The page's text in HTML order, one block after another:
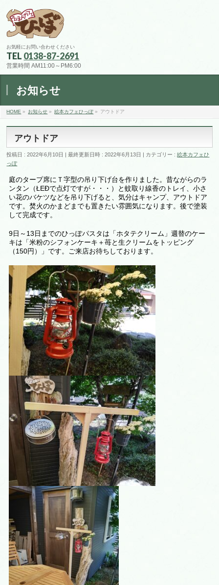
お気軽にお問い合わせください
TEL 0138-87-2691
営業時間 AM11:00～PM6:00
お知らせ
HOME » お知らせ » 絵本カフェひっぽ» アウトドア
アウトドア
投稿日 : 2022年6月10日 最終更新日時 : 2022年6月13日 カテゴリー :絵本カフェひ
っぽ
庭のタープ席にＴ字型の吊り下げ台を作りました。昔ながらのラ
ンタン（ŁEÐで点灯ですが・・・）と蚊取り線香のトレイ、小さ
い花のバケツなどを吊り下げると、気分はキャンプ、アウトドア
です。焚火のかまどまでも置きたい雰囲気になります。後で塗装
して完成です。
9日～13日までのひっぽパスタは「ホタテクリーム」週替のケー
キは「米粉のシフォンケーキ＋苺と生クリームをトッピング
（150円）」です。ご来店お待ちしております。